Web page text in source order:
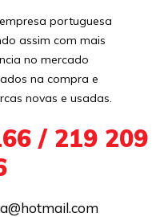
portuguesa
assim com mais
no mercado
na compra e
novas e usadas.
/ 219 209